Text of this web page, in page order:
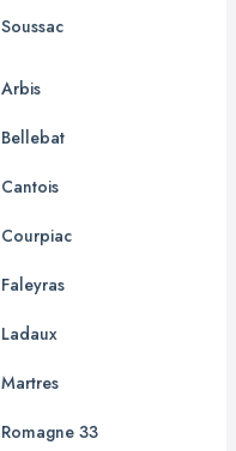
Soussac
Arbis
Bellebat
Cantois
Courpiac
Faleyras
Ladaux
Martres
Romagne 33